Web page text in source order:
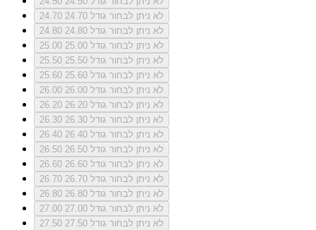
24.70
לא ניתן לבחור גודל 24.70
24.80
לא ניתן לבחור גודל 24.80
25.00
לא ניתן לבחור גודל 25.00
25.50
לא ניתן לבחור גודל 25.50
25.60
לא ניתן לבחור גודל 25.60
26.00
לא ניתן לבחור גודל 26.00
26.20
לא ניתן לבחור גודל 26.20
26.30
לא ניתן לבחור גודל 26.30
26.40
לא ניתן לבחור גודל 26.40
26.50
לא ניתן לבחור גודל 26.50
26.60
לא ניתן לבחור גודל 26.60
26.70
לא ניתן לבחור גודל 26.70
26.80
לא ניתן לבחור גודל 26.80
27.00
לא ניתן לבחור גודל 27.00
27.50
לא ניתן לבחור גודל 27.50